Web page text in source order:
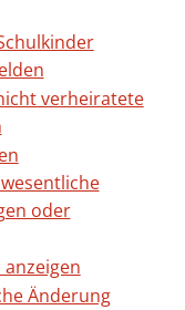
verheiratete
oder
Änderung